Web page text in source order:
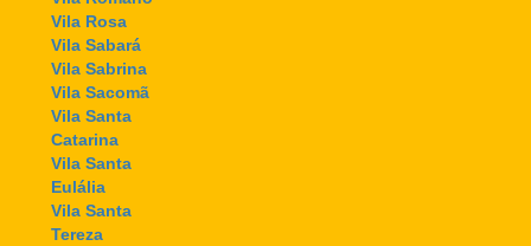
Vila Rosa
Vila Sabará
Vila Sabrina
Vila Sacomã
Vila Santa
Catarina
Vila Santa
Eulália
Vila Santa
Tereza